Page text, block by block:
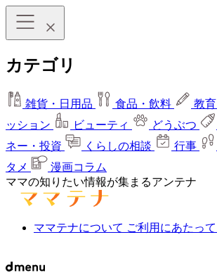
カテゴリ
雑貨・日用品 食品・飲料 教育
ッション
ビューティ どうぶつ
ネー・投資
くらしの相談 行事
タメ
漫画コラム
ママの知りたい情報が集まるアンテナ
ママテナについて ご利用にあたって